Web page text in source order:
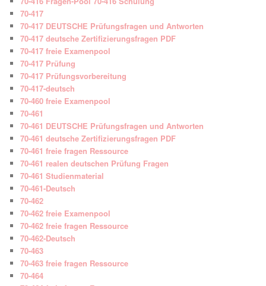
70-417
70-417 DEUTSCHE Prüfungsfragen und Antworten
70-417 deutsche Zertifizierungsfragen PDF
70-417 freie Examenpool
70-417 Prüfung
70-417 Prüfungsvorbereitung
70-417-deutsch
70-460 freie Examenpool
70-461
70-461 DEUTSCHE Prüfungsfragen und Antworten
70-461 deutsche Zertifizierungsfragen PDF
70-461 freie fragen Ressource
70-461 realen deutschen Prüfung Fragen
70-461 Studienmaterial
70-461-Deutsch
70-462
70-462 freie Examenpool
70-462 freie fragen Ressource
70-462-Deutsch
70-463
70-463 freie fragen Ressource
70-464